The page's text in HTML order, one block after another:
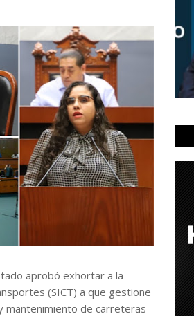
aprobó exhortar a la
(SICT) a que gestione
mantenimiento de carreteras